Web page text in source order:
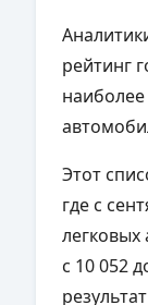
рейтинг
Этот
где с
легковых
с 10 052